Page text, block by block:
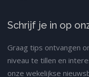
Schrijf je in op
Graag tips ontvangen
niveau te tillen en
onze wekelijkse